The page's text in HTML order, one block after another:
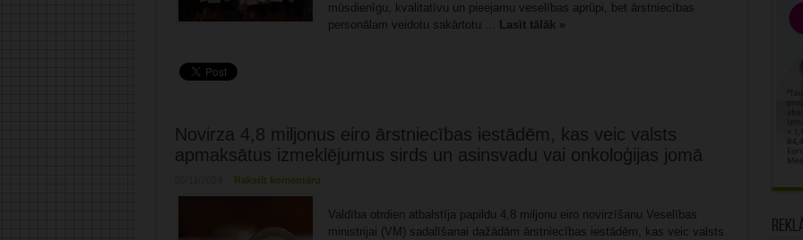
mūsdienīgu, kvalitatīvu un pieejamu veselības aprūpi, bet ārstniecības
personālam veidotu sakārtotu ... Lasīt tālāk »
Novirza 4,8 miljonus eiro ārstniecības iestādēm, kas veic valsts
apmaksātus izmeklējumus sirds un asinsvadu vai onkoloģijas jomā
Rakstīt komentāru
Valdība otrdien atbalstīja papildu 4,8 miljonu eiro novirzīšanu Veselības
ministrijai (VM) sadalīšanai dažādām ārstniecības iestādēm, kas veic valsts